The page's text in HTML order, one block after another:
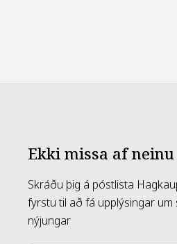
Ekki missa af neinu
Skráðu þig á póstlista
fyrstu til að fá upplýsingar
nýjungar